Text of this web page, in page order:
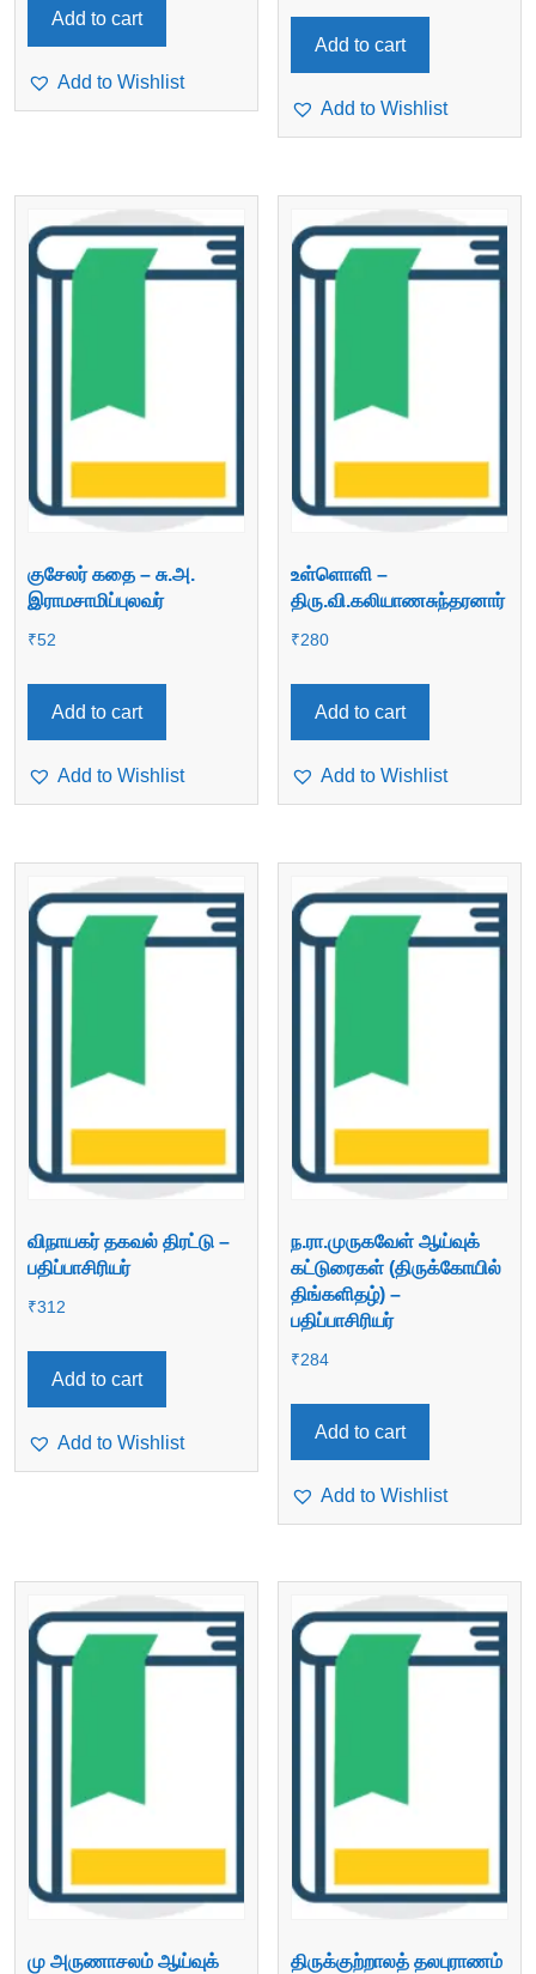
Add to cart
Add to Wishlist
Add to cart
Add to Wishlist
குசேலர் கதை – சு.அ.
இராமசாமிப்புலவர்
₹52
Add to cart
Add to Wishlist
உள்ளொளி –
திரு.வி.கலியாணசுந்தரனார்
₹280
Add to cart
Add to Wishlist
விநாயகர் தகவல் திரட்டு –
பதிப்பாசிரியர்
₹312
Add to cart
Add to Wishlist
ந.ரா.முருகவேள் ஆய்வுக்
கட்டுரைகள் (திருக்கோயில்
திங்களிதழ்) –
பதிப்பாசிரியர்
₹284
Add to cart
Add to Wishlist
மு அருணாசலம் ஆய்வுக்
திருக்குற்றாலத் தலபுராணம்